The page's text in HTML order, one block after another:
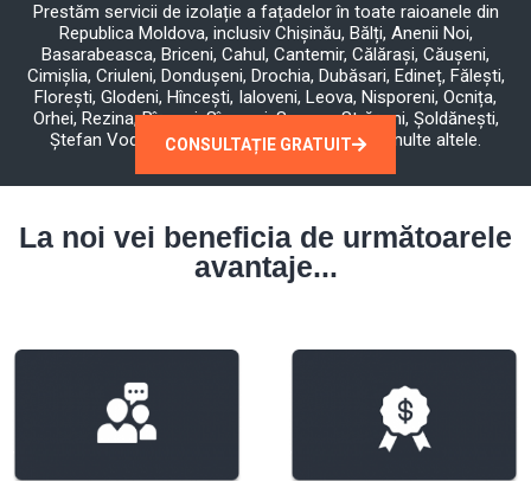
Prestăm servicii de izolație a fațadelor în toate raioanele din
Republica Moldova, inclusiv Chișinău, Bălți, Anenii Noi,
Basarabeasca, Briceni, Cahul, Cantemir, Călărași, Căușeni,
Cimișlia, Criuleni, Dondușeni, Drochia, Dubăsari, Edineț, Fălești,
Florești, Glodeni, Hîncești, Ialoveni, Leova, Nisporeni, Ocnița,
Orhei, Rezina, Rîșcani, Sîngerei, Soroca, Strășeni, Șoldănești,
Ștefan Vodă, Taraclia, Telenești, Ungheni și multe altele.
CONSULTAȚIE GRATUIT
La noi vei beneficia de următoarele
avantaje...